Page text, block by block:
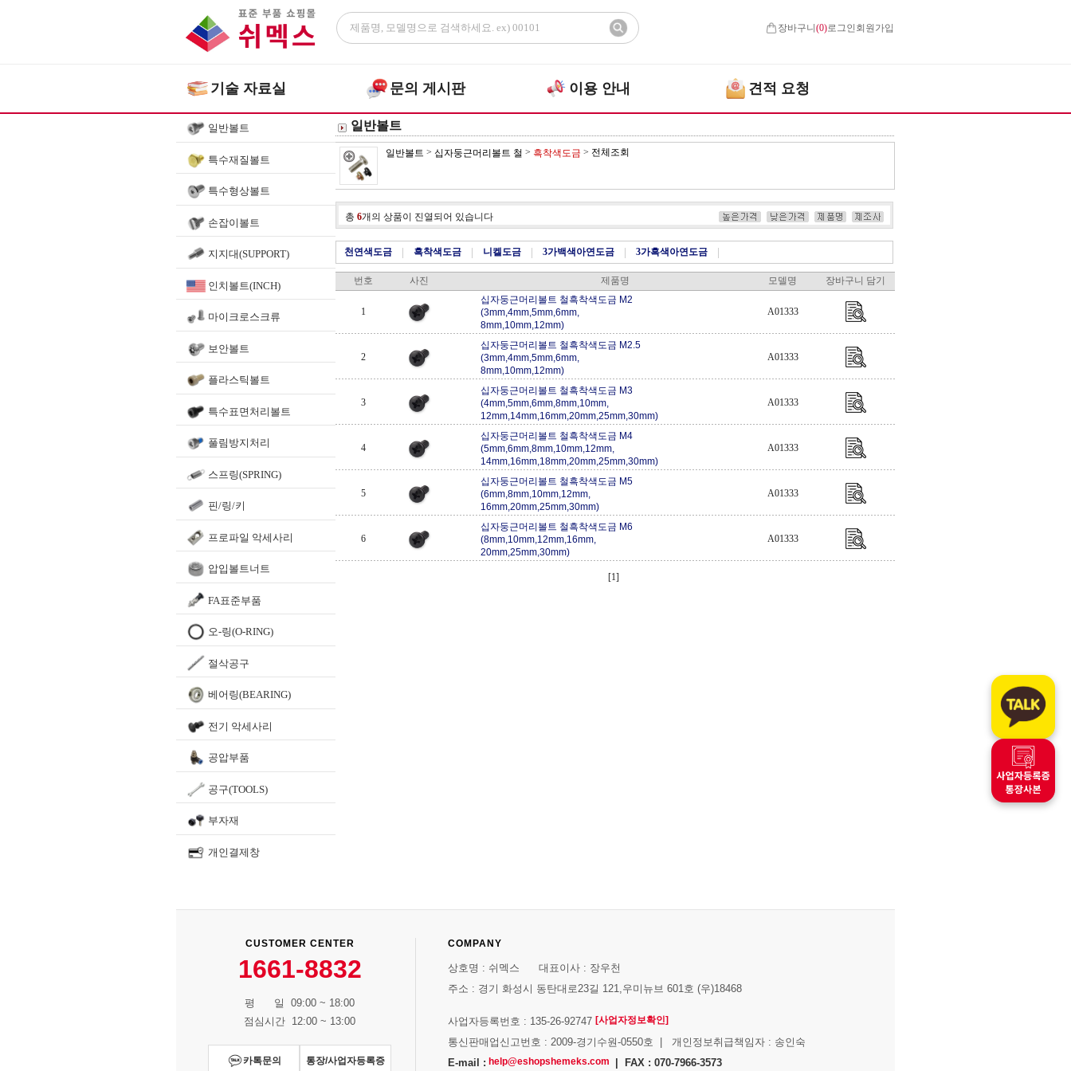
장바구니(0)로그인 회원가입
기술 자료실 문의 게시판 이용 안내 견적 요청
일반볼트
특수재질볼트
특수형상볼트
손잡이볼트
지지대(SUPPORT)
인치볼트(INCH)
마이크로스크류
보안볼트
플라스틱볼트
특수표면처리볼트
풀림방지처리
스프링(SPRING)
핀/링/키
프로파일 악세사리
압입볼트너트
FA표준부품
오-링(O-RING)
절삭공구
베어링(BEARING)
전기 악세사리
공압부품
공구(TOOLS)
부자재
개인결제창
일반볼트
일반볼트 > 십자둥근머리볼트 철 > 흑착색도금 > 전체조회
총 6개의 상품이 진열되어 있습니다
천연색도금 흑착색도금 니켈도금 3가백색아연도금 3가흑색아연도금
번호 사진 제품명 모델명 장바구니 담기
1
십자둥근머리볼트 철흑착색도금 M2
(3mm,4mm,5mm,6mm,
8mm,10mm,12mm)
A01333
2
십자둥근머리볼트 철흑착색도금 M2.5
(3mm,4mm,5mm,6mm,
8mm,10mm,12mm)
A01333
3
십자둥근머리볼트 철흑착색도금 M3
(4mm,5mm,6mm,8mm,10mm,
12mm,14mm,16mm,20mm,25mm,30mm)
A01333
4
십자둥근머리볼트 철흑착색도금 M4
(5mm,6mm,8mm,10mm,12mm,
14mm,16mm,18mm,20mm,25mm,30mm)
A01333
5
십자둥근머리볼트 철흑착색도금 M5
(6mm,8mm,10mm,12mm,
16mm,20mm,25mm,30mm)
A01333
6
십자둥근머리볼트 철흑착색도금 M6
(8mm,10mm,12mm,16mm,
20mm,25mm,30mm)
A01333
[1]
CUSTOMER CENTER
1661-8832
평 일 09:00 ~ 18:00
점심시간 12:00 ~ 13:00
카톡문의 통장/사업자등록증
COMPANY
상호명 : 쉬멕스 대표이사 : 장우천
주소 : 경기 화성시 동탄대로23길 121,우미뉴브 601호 (우)18468
사업자등록번호 : 135-26-92747 [사업자정보확인]
통신판매업신고번호 : 2009-경기수원-0550호 | 개인정보취급책임자 : 송인숙
E-mail : help@eshopshemeks.com | FAX : 070-7966-3573